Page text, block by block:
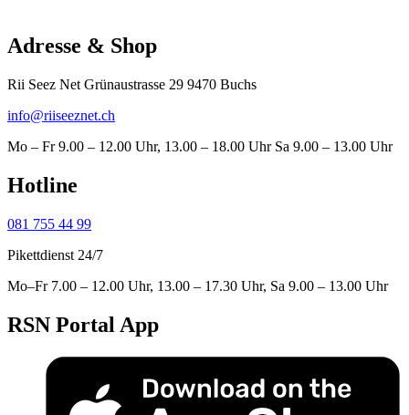
Adresse & Shop
Rii Seez Net Grünaustrasse 29 9470 Buchs
info@riiseeznet.ch
Mo – Fr 9.00 – 12.00 Uhr, 13.00 – 18.00 Uhr Sa 9.00 – 13.00 Uhr
Hotline
081 755 44 99
Pikettdienst 24/7
Mo–Fr 7.00 – 12.00 Uhr, 13.00 – 17.30 Uhr, Sa 9.00 – 13.00 Uhr
RSN Portal App